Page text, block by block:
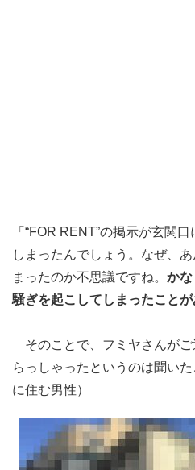
「“FOR RENT”の掲示が玄関
しまったんでしょう。なぜ、
まったのか不思議ですね。 か
騒ぎを起こしてしまったことが
そのことで、フミヤさんがご
らっしゃったというのは聞い
に住む男性）